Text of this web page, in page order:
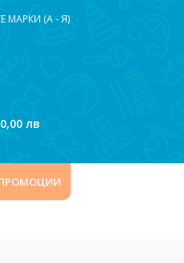
МАРКИ (А - Я)
лв